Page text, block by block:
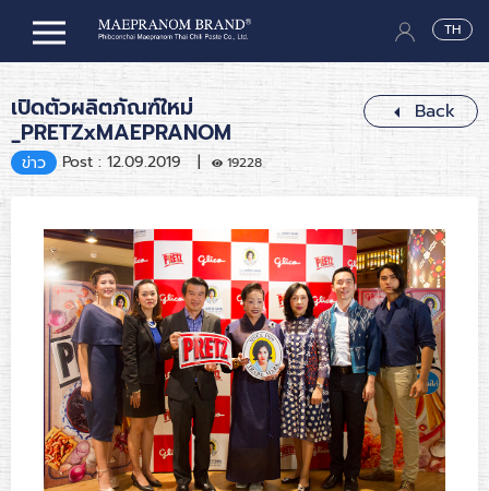
TH
เปิดตัวผลิตภัณฑ์ใหม่
_PRETZxMAEPRANOM
Back
ข่าว Post : 12.09.2019 | 19228